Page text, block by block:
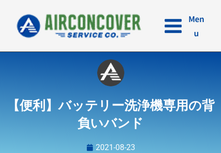
キ
Men
u
【便利】バッテリー洗浄機専用の背
負いバンド
2021-08-23